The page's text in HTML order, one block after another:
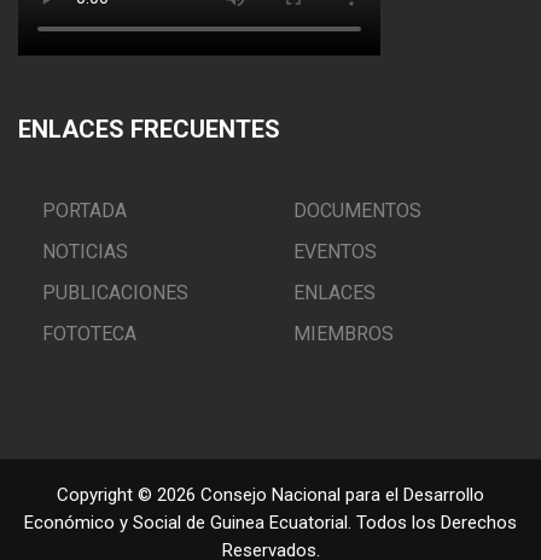
ENLACES FRECUENTES
PORTADA
DOCUMENTOS
NOTICIAS
EVENTOS
PUBLICACIONES
ENLACES
FOTOTECA
MIEMBROS
Copyright © 2026 Consejo Nacional para el Desarrollo
Económico y Social de Guinea Ecuatorial. Todos los Derechos
Reservados.